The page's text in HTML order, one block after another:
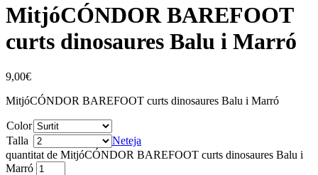
MitjóCÓNDOR BAREFOOT
curts dinosaures Balu i Marró
9,00€
MitjóCÓNDOR BAREFOOT curts dinosaures Balu i Marró
Color
Talla
Neteja
quantitat de MitjóCÓNDOR BAREFOOT curts dinosaures Balu i
Marró